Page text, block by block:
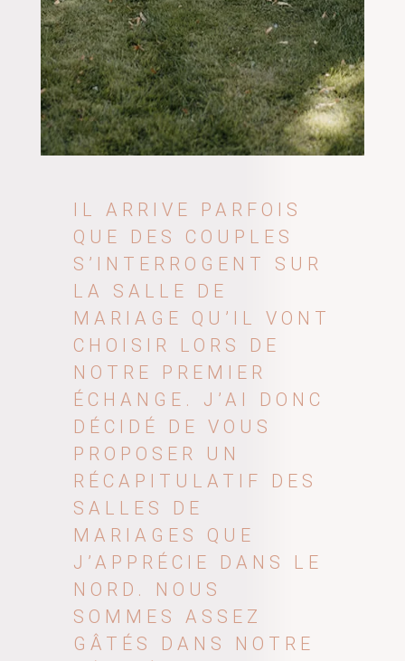
IL ARRIVE PARFOIS
QUE DES COUPLES
S’INTERROGENT SUR
LA SALLE DE
MARIAGE QU’IL VONT
CHOISIR LORS DE
NOTRE PREMIER
ÉCHANGE. J’AI DONC
DÉCIDÉ DE VOUS
PROPOSER UN
RÉCAPITULATIF DES
SALLES DE
MARIAGES QUE
J’APPRÉCIE DANS LE
NORD. NOUS
SOMMES ASSEZ
GÂTÉS DANS NOTRE